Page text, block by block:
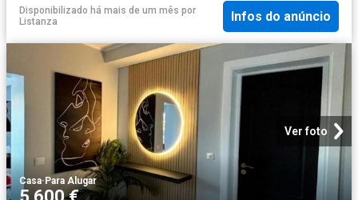
Disponibilizado há mais de um mês por
Listanza
Infos do anúncio
Ver foto
Casa· Para Alugar